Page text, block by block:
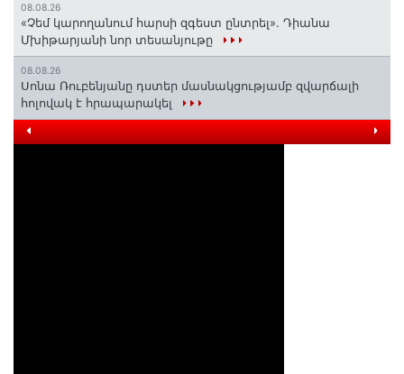
08.08.26
«Չեմ կարողանում հարսի զգեստ ընտրել». Դիանա
Մխիթարյանի նոր տեսանյութը
08.08.26
Սոնա Ռուբենյանը դստեր մասնակցությամբ զվարճալի
հոլովակ է հրապարակել